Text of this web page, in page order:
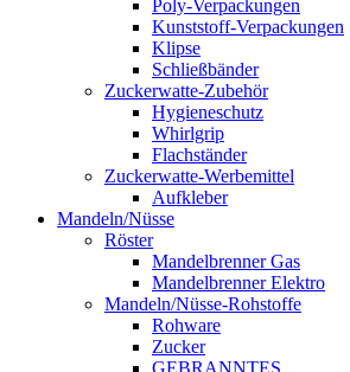
Poly-Verpackungen
Kunststoff-Verpackungen
Klipse
Schließbänder
Zuckerwatte-Zubehör
Hygieneschutz
Whirlgrip
Flachständer
Zuckerwatte-Werbemittel
Aufkleber
Mandeln/Nüsse
Röster
Mandelbrenner Gas
Mandelbrenner Elektro
Mandeln/Nüsse-Rohstoffe
Rohware
Zucker
GEBRANNTES